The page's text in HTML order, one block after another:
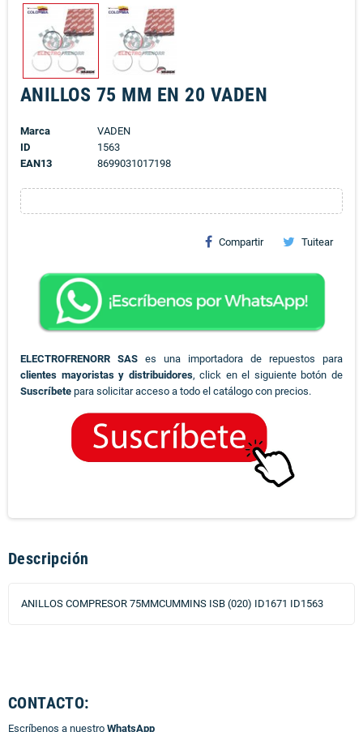
ANILLOS 75 MM EN 20 VADEN
Marca
VADEN
ID
1563
EAN13
8699031017198
Compartir Tuitear
ELECTROFRENORR SAS es una importadora de repuestos para
clientes mayoristas y distribuidores, click en el siguiente botón de
Suscríbete para solicitar acceso a todo el catálogo con precios.
Descripción
ANILLOS COMPRESOR 75MMCUMMINS ISB (020) ID1671 ID1563
CONTACTO:
Escríbenos a nuestro WhatsApp